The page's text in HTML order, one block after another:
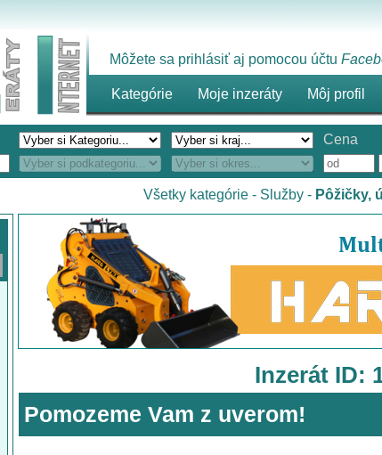
Môžete sa prihlásiť aj pomocou účtu
Kategórie Moje inzeráty Môj profil
Cena
Všetky kategórie- Služby- Pôžičky,
Inzerát ID:
Pomozeme Vam z uverom!